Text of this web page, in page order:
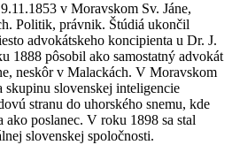
v Moravskom Sv. Jáne,
Politik, právnik. Štúdiá ukončil
advokátskeho koncipienta u Dr. J.
1888 pôsobil ako samostatný advokát
neskôr v Malackách. V Moravskom
skupinu slovenskej inteligencie
stranu do uhorského snemu, kde
poslanec. V roku 1898 sa stal
slovenskej spoločnosti.